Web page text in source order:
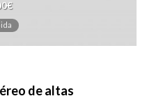
€
de altas